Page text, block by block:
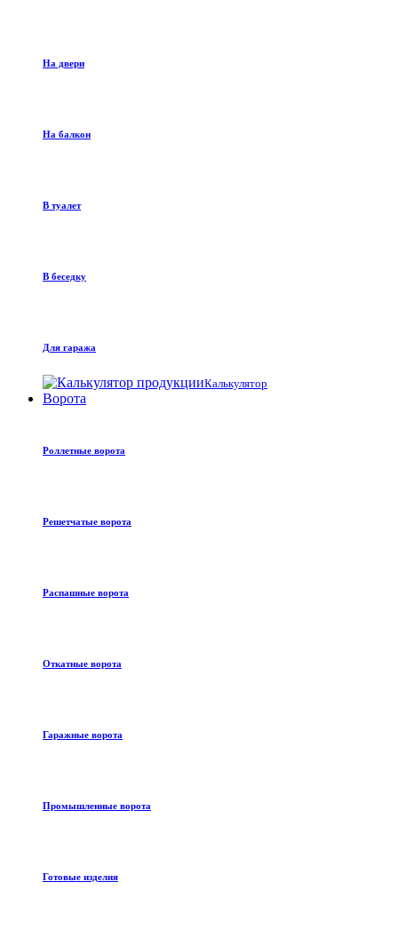
На двери
На балкон
В туалет
В беседку
Для гаража
Калькулятор
Ворота
Роллетные ворота
Решетчатые ворота
Распашные ворота
Откатные ворота
Гаражные ворота
Промышленные ворота
Готовые изделия